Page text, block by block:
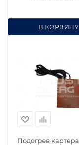
В КОРЗИНУ
Подогрев картера